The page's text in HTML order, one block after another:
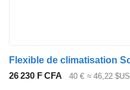
26 230 F CFA 40 € ≈ 46,22 $US